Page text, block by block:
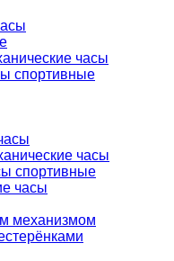
часы
спортивные
часы
спортивные
часы
механизмом